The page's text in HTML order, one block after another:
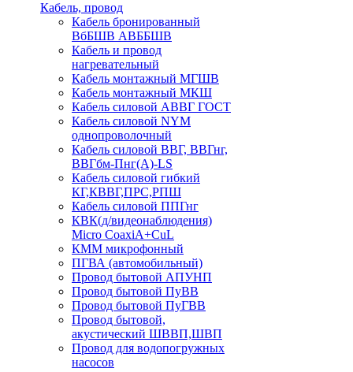
Кабель, провод
Кабель бронированный
ВбБШВ АВББШВ
Кабель и провод
нагревательный
Кабель монтажный МГШВ
Кабель монтажный МКШ
Кабель силовой АВВГ ГОСТ
Кабель силовой NYM
однопроволочный
Кабель силовой ВВГ, ВВГнг,
ВВГбм-Пнг(А)-LS
Кабель силовой гибкий
КГ,КВВГ,ПРС,РПШ
Кабель силовой ППГнг
КВК(д/видеонаблюдения)
Micro CoaxiA+CuL
КММ микрофонный
ПГВА (автомобильный)
Провод бытовой АПУНП
Провод бытовой ПуВВ
Провод бытовой ПуГВВ
Провод бытовой,
акустический ШВВП,ШВП
Провод для водопогружных
насосов